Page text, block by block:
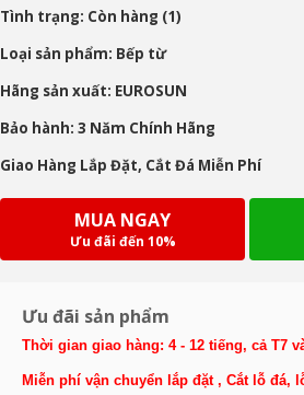
Tình trạng: Còn hàng (1)
Loại sản phẩm: Bếp từ
Hãng sản xuất: EUROSUN
Bảo hành: 3 Năm Chính Hãng
Giao Hàng Lắp Đặt, Cắt Đá Miễn Phí
MUA NGAY
Ưu đãi đến 10%
Ưu đãi sản phẩm
Thời gian giao hàng: 4 - 12 tiếng, cả T7
Miễn phí vận chuyển lắp đặt , Cắt lỗ đá,